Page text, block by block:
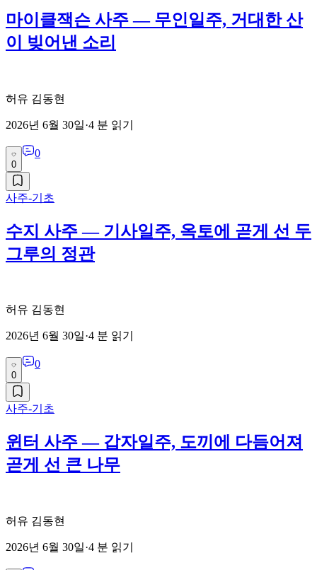
마이클잭슨 사주 — 무인일주, 거대한 산
이 빚어낸 소리
허유 김동현
2026년 6월 30일·4 분 읽기
0
0
사주-기초
수지 사주 — 기사일주, 옥토에 곧게 선 두
그루의 정관
허유 김동현
2026년 6월 30일·4 분 읽기
0
0
사주-기초
윈터 사주 — 갑자일주, 도끼에 다듬어져
곧게 선 큰 나무
허유 김동현
2026년 6월 30일·4 분 읽기